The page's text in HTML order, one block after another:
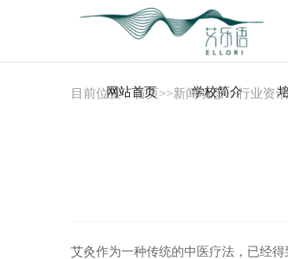
网站首页 学校简介
目前位置：首页>>新闻动态>>行业资讯
艾灸作为一种传统的中医疗法，已经